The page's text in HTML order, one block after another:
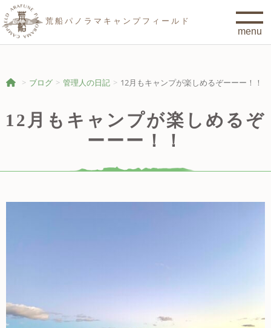
荒船パノラマキャンプフィールド
ブログ 管理人の日記 12月もキャンプが楽しめるぞーーー！！
12月もキャンプが楽しめるぞ
ーーー！！